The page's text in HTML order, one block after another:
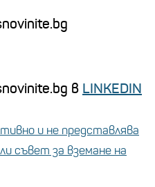
в LINKEDIN
и не представлява
съвет за вземане на